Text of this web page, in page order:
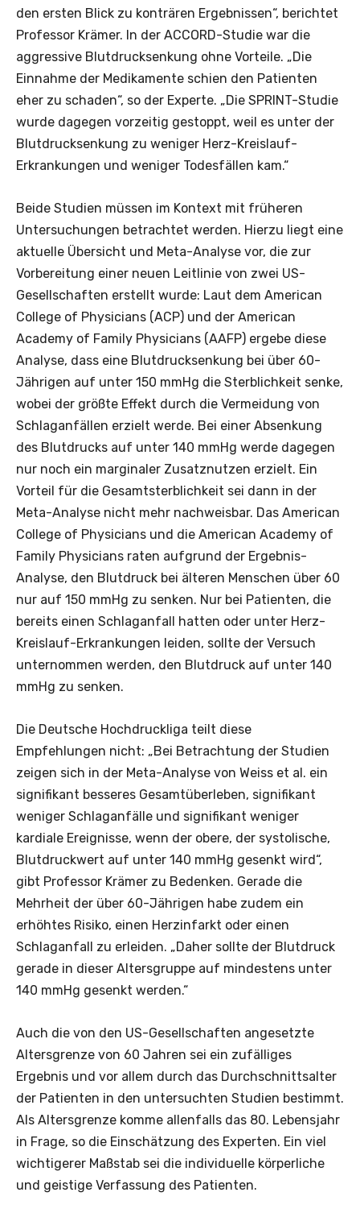
den ersten Blick zu konträren Ergebnissen“, berichtet
Professor Krämer. In der ACCORD-Studie war die
aggressive Blutdrucksenkung ohne Vorteile. „Die
Einnahme der Medikamente schien den Patienten
eher zu schaden“, so der Experte. „Die SPRINT-Studie
wurde dagegen vorzeitig gestoppt, weil es unter der
Blutdrucksenkung zu weniger Herz-Kreislauf-
Erkrankungen und weniger Todesfällen kam.“
Beide Studien müssen im Kontext mit früheren
Untersuchungen betrachtet werden. Hierzu liegt eine
aktuelle Übersicht und Meta-Analyse vor, die zur
Vorbereitung einer neuen Leitlinie von zwei US-
Gesellschaften erstellt wurde: Laut dem American
College of Physicians (ACP) und der American
Academy of Family Physicians (AAFP) ergebe diese
Analyse, dass eine Blutdrucksenkung bei über 60-
Jährigen auf unter 150 mmHg die Sterblichkeit senke,
wobei der größte Effekt durch die Vermeidung von
Schlaganfällen erzielt werde. Bei einer Absenkung
des Blutdrucks auf unter 140 mmHg werde dagegen
nur noch ein marginaler Zusatznutzen erzielt. Ein
Vorteil für die Gesamtsterblichkeit sei dann in der
Meta-Analyse nicht mehr nachweisbar. Das American
College of Physicians und die American Academy of
Family Physicians raten aufgrund der Ergebnis-
Analyse, den Blutdruck bei älteren Menschen über 60
nur auf 150 mmHg zu senken. Nur bei Patienten, die
bereits einen Schlaganfall hatten oder unter Herz-
Kreislauf-Erkrankungen leiden, sollte der Versuch
unternommen werden, den Blutdruck auf unter 140
mmHg zu senken.
Die Deutsche Hochdruckliga teilt diese
Empfehlungen nicht: „Bei Betrachtung der Studien
zeigen sich in der Meta-Analyse von Weiss et al. ein
signifikant besseres Gesamtüberleben, signifikant
weniger Schlaganfälle und signifikant weniger
kardiale Ereignisse, wenn der obere, der systolische,
Blutdruckwert auf unter 140 mmHg gesenkt wird“,
gibt Professor Krämer zu Bedenken. Gerade die
Mehrheit der über 60-Jährigen habe zudem ein
erhöhtes Risiko, einen Herzinfarkt oder einen
Schlaganfall zu erleiden. „Daher sollte der Blutdruck
gerade in dieser Altersgruppe auf mindestens unter
140 mmHg gesenkt werden.“
Auch die von den US-Gesellschaften angesetzte
Altersgrenze von 60 Jahren sei ein zufälliges
Ergebnis und vor allem durch das Durchschnittsalter
der Patienten in den untersuchten Studien bestimmt.
Als Altersgrenze komme allenfalls das 80. Lebensjahr
in Frage, so die Einschätzung des Experten. Ein viel
wichtigerer Maßstab sei die individuelle körperliche
und geistige Verfassung des Patienten.